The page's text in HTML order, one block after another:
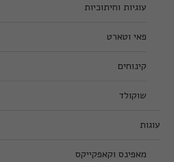
עוגיות וחיתוכיות
פאי וטארט
קינוחים
שוקולד
עוגות
מאפינס וקאפקייקס